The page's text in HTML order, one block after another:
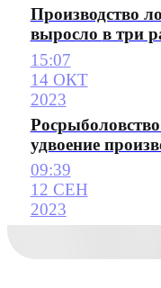
Производство
выросло в
15:07
14 ОКТ
2023
удвоение
09:39
12 СЕН
2023